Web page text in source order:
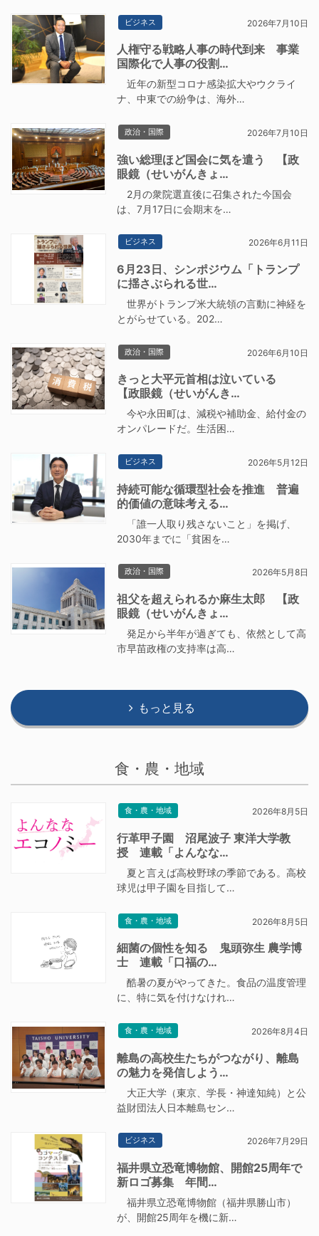
ビジネス 2026年7月10日
人権守る戦略人事の時代到来 事業
国際化で人事の役割…
近年の新型コロナ感染拡大やウクライ
ナ、中東での紛争は、海外…
政治・国際 2026年7月10日
強い総理ほど国会に気を遣う 【政
眼鏡（せいがんきょ…
2月の衆院選直後に召集された今国会
は、7月17日に会期末を…
ビジネス 2026年6月11日
6月23日、シンポジウム「トランプ
に揺さぶられる世…
世界がトランプ米大統領の言動に神経を
とがらせている。202…
政治・国際 2026年6月10日
きっと大平元首相は泣いている
【政眼鏡（せいがんき…
今や永田町は、減税や補助金、給付金の
オンパレードだ。生活困…
ビジネス 2026年5月12日
持続可能な循環型社会を推進 普遍
的価値の意味考える…
「誰一人取り残さないこと」を掲げ、
2030年までに「貧困を…
政治・国際 2026年5月8日
祖父を超えられるか麻生太郎 【政
眼鏡（せいがんきょ…
発足から半年が過ぎても、依然として高
市早苗政権の支持率は高…
もっと見る
食・農・地域
食・農・地域 2026年8月5日
行革甲子園 沼尾波子 東洋大学教
授 連載「よんなな…
夏と言えば高校野球の季節である。高校
球児は甲子園を目指して…
食・農・地域 2026年8月5日
細菌の個性を知る 鬼頭弥生 農学博
士 連載「口福の…
酷暑の夏がやってきた。食品の温度管理
に、特に気を付けなけれ…
食・農・地域 2026年8月4日
離島の高校生たちがつながり、離島
の魅力を発信しよう…
大正大学（東京、学長・神達知純）と公
益財団法人日本離島セン…
ビジネス 2026年7月29日
福井県立恐竜博物館、開館25周年で
新ロゴ募集 年間…
福井県立恐竜博物館（福井県勝山市）
が、開館25周年を機に新…